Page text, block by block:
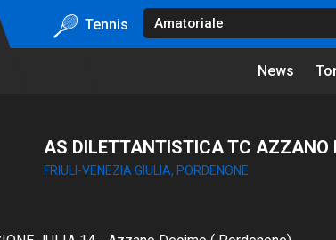
Tennis
News
AS DILETTANTISTICA TC AZZANO
FRIULI-VENEZIA GIULIA, PORDENONE